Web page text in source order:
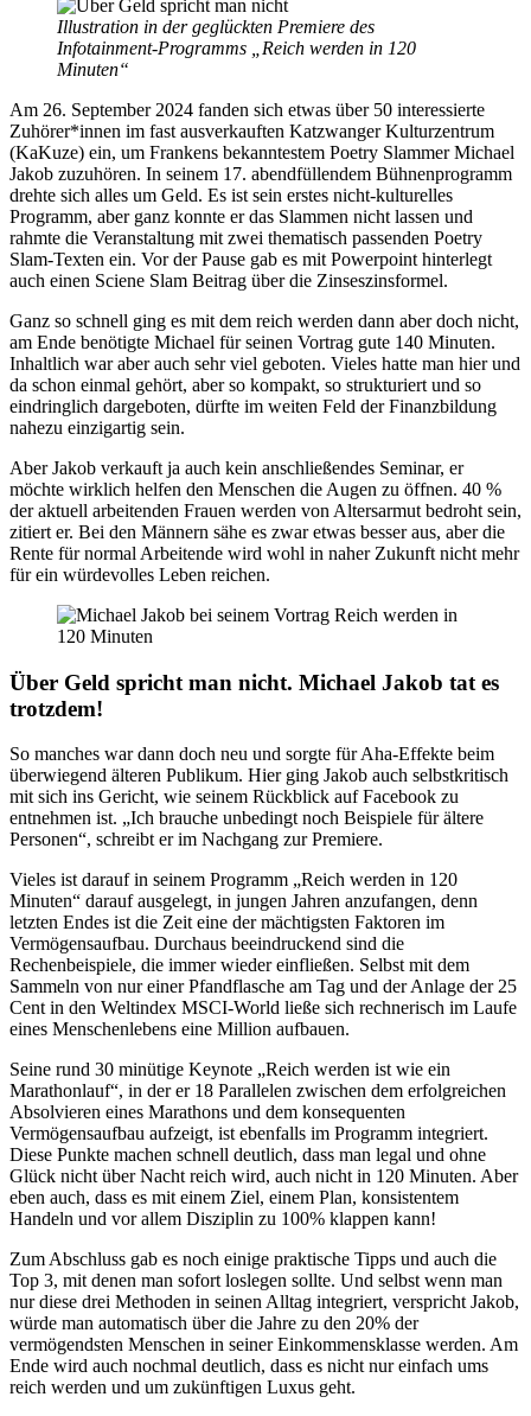
Illustration in der geglückten Premiere des
Infotainment-Programms „Reich werden in 120
Minuten“
Am 26. September 2024 fanden sich etwas über 50 interessierte
Zuhörer*innen im fast ausverkauften Katzwanger Kulturzentrum
(KaKuze) ein, um Frankens bekanntestem Poetry Slammer Michael
Jakob zuzuhören. In seinem 17. abendfüllendem Bühnenprogramm
drehte sich alles um Geld. Es ist sein erstes nicht-kulturelles
Programm, aber ganz konnte er das Slammen nicht lassen und
rahmte die Veranstaltung mit zwei thematisch passenden Poetry
Slam-Texten ein. Vor der Pause gab es mit Powerpoint hinterlegt
auch einen Sciene Slam Beitrag über die Zinseszinsformel.
Ganz so schnell ging es mit dem reich werden dann aber doch nicht,
am Ende benötigte Michael für seinen Vortrag gute 140 Minuten.
Inhaltlich war aber auch sehr viel geboten. Vieles hatte man hier und
da schon einmal gehört, aber so kompakt, so strukturiert und so
eindringlich dargeboten, dürfte im weiten Feld der Finanzbildung
nahezu einzigartig sein.
Aber Jakob verkauft ja auch kein anschließendes Seminar, er
möchte wirklich helfen den Menschen die Augen zu öffnen. 40 %
der aktuell arbeitenden Frauen werden von Altersarmut bedroht sein,
zitiert er. Bei den Männern sähe es zwar etwas besser aus, aber die
Rente für normal Arbeitende wird wohl in naher Zukunft nicht mehr
für ein würdevolles Leben reichen.
Über Geld spricht man nicht. Michael Jakob tat es
trotzdem!
So manches war dann doch neu und sorgte für Aha-Effekte beim
überwiegend älteren Publikum. Hier ging Jakob auch selbstkritisch
mit sich ins Gericht, wie seinem Rückblick auf Facebook zu
entnehmen ist. „Ich brauche unbedingt noch Beispiele für ältere
Personen“, schreibt er im Nachgang zur Premiere.
Vieles ist darauf in seinem Programm „Reich werden in 120
Minuten“ darauf ausgelegt, in jungen Jahren anzufangen, denn
letzten Endes ist die Zeit eine der mächtigsten Faktoren im
Vermögensaufbau. Durchaus beeindruckend sind die
Rechenbeispiele, die immer wieder einfließen. Selbst mit dem
Sammeln von nur einer Pfandflasche am Tag und der Anlage der 25
Cent in den Weltindex MSCI-World ließe sich rechnerisch im Laufe
eines Menschenlebens eine Million aufbauen.
Seine rund 30 minütige Keynote „Reich werden ist wie ein
Marathonlauf“, in der er 18 Parallelen zwischen dem erfolgreichen
Absolvieren eines Marathons und dem konsequenten
Vermögensaufbau aufzeigt, ist ebenfalls im Programm integriert.
Diese Punkte machen schnell deutlich, dass man legal und ohne
Glück nicht über Nacht reich wird, auch nicht in 120 Minuten. Aber
eben auch, dass es mit einem Ziel, einem Plan, konsistentem
Handeln und vor allem Disziplin zu 100% klappen kann!
Zum Abschluss gab es noch einige praktische Tipps und auch die
Top 3, mit denen man sofort loslegen sollte. Und selbst wenn man
nur diese drei Methoden in seinen Alltag integriert, verspricht Jakob,
würde man automatisch über die Jahre zu den 20% der
vermögendsten Menschen in seiner Einkommensklasse werden. Am
Ende wird auch nochmal deutlich, dass es nicht nur einfach ums
reich werden und um zukünftigen Luxus geht.